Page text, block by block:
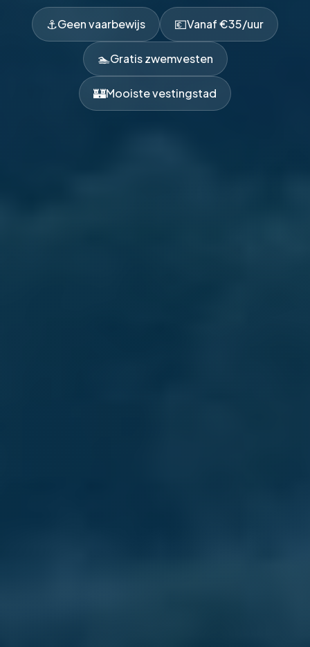
⚓Geen vaarbewijs 💶Vanaf €35/uur
🏊Gratis zwemvesten
🏰Mooiste vestingstad